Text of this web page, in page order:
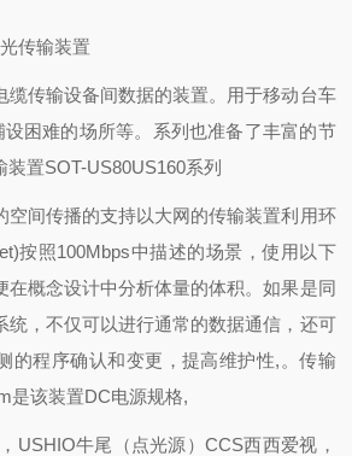
传输装置
缆传输设备间数据的装置。用于移动台车
困难的场所等。系列也准备了丰富的节
置SOT-US80US160系列
空间传播的支持以大网的传输装置利用环
按照100Mbps中描述的场景，使用以下
在概念设计中分析体量的体积。如果是同
统，不仅可以进行通常的数据通信，还可
的程序确认和变更，提高维护性,。传输
是该装置DC电源规格,
USHIO牛尾（点光源）CCS西西爱视，